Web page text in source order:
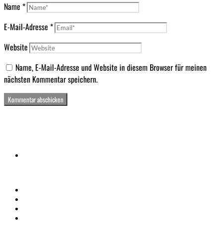
Name *
E-Mail-Adresse *
Website
Name, E-Mail-Adresse und Website in diesem Browser für meinen
nächsten Kommentar speichern.